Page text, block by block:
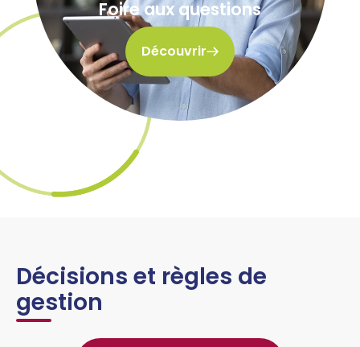
Foire aux questions
Découvrir
Décisions et règles de
gestion